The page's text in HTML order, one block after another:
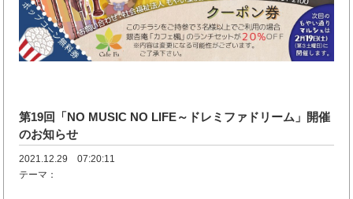
第19回「NO MUSIC NO LIFE～ドレミファドリーム」開催
のお知らせ
2021.12.29 07:20:11
テーマ：